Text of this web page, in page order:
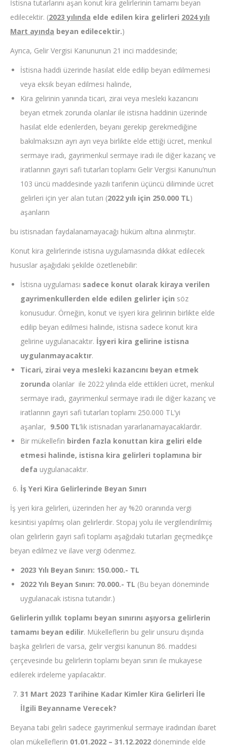
İstisna tutarlarını aşan konut kira gelirlerinin tamamı beyan
edilecektir. (2023 yılında elde edilen kira gelirleri 2024 yılı
Mart ayında beyan edilecektir.)
Ayrıca, Gelir Vergisi Kanununun 21 inci maddesinde;
İstisna haddi üzerinde hasılat elde edilip beyan edilmemesi
veya eksik beyan edilmesi halinde,
Kira gelirinin yanında ticari, zirai veya mesleki kazancını
beyan etmek zorunda olanlar ile istisna haddinin üzerinde
hasılat elde edenlerden, beyanı gerekip gerekmediğine
bakılmaksızın ayrı ayrı veya birlikte elde ettiği ücret, menkul
sermaye iradı, gayrimenkul sermaye iradı ile diğer kazanç ve
iratlarının gayri safi tutarları toplamı Gelir Vergisi Kanunu’nun
103 üncü maddesinde yazılı tarifenin üçüncü diliminde ücret
gelirleri için yer alan tutarı (2022 yılı için 250.000 TL)
aşanların
bu istisnadan faydalanamayacağı hüküm altına alınmıştır.
Konut kira gelirlerinde istisna uygulamasında dikkat edilecek
hususlar aşağıdaki şekilde özetlenebilir:
İstisna uygulaması sadece konut olarak kiraya verilen
gayrimenkullerden elde edilen gelirler için söz
konusudur. Örneğin, konut ve işyeri kira gelirinin birlikte elde
edilip beyan edilmesi halinde, istisna sadece konut kira
gelirine uygulanacaktır. İşyeri kira gelirine istisna
uygulanmayacaktır.
Ticari, zirai veya mesleki kazancını beyan etmek
zorunda olanlar ile 2022 yılında elde ettikleri ücret, menkul
sermaye iradı, gayrimenkul sermaye iradı ile diğer kazanç ve
iratlarının gayri safi tutarları toplamı 250.000 TL’yi
aşanlar, 9.500 TL’lik istisnadan yararlanamayacaklardır.
Bir mükellefin birden fazla konuttan kira geliri elde
etmesi halinde, istisna kira gelirleri toplamına bir
defa uygulanacaktır.
İş Yeri Kira Gelirlerinde Beyan Sınırı
İş yeri kira gelirleri, üzerinden her ay %20 oranında vergi
kesintisi yapılmış olan gelirlerdir. Stopaj yolu ile vergilendirilmiş
olan gelirlerin gayri safi toplamı aşağıdaki tutarları geçmedikçe
beyan edilmez ve ilave vergi ödenmez.
2023 Yılı Beyan Sınırı: 150.000.- TL
2022 Yılı Beyan Sınırı: 70.000.- TL (Bu beyan döneminde
uygulanacak istisna tutarıdır.)
Gelirlerin yıllık toplamı beyan sınırını aşıyorsa gelirlerin
tamamı beyan edilir. Mükelleflerin bu gelir unsuru dışında
başka gelirleri de varsa, gelir vergisi kanunun 86. maddesi
çerçevesinde bu gelirlerin toplamı beyan sınırı ile mukayese
edilerek irdeleme yapılacaktır.
31 Mart 2023 Tarihine Kadar Kimler Kira Gelirleri İle
İlgili Beyanname Verecek?
Beyana tabi geliri sadece gayrimenkul sermaye iradından ibaret
olan mükelleflerin 01.01.2022 – 31.12.2022 döneminde elde